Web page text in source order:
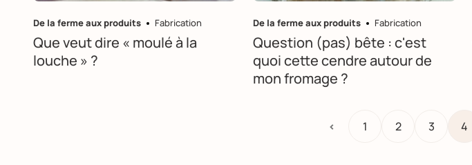
De la ferme aux produits Fabrication
Que veut dire « moulé à la
louche » ?
De la ferme aux produits Fabrication
Question (pas) bête : c'est
quoi cette cendre autour de
mon fromage ?
< 1 2 3 4